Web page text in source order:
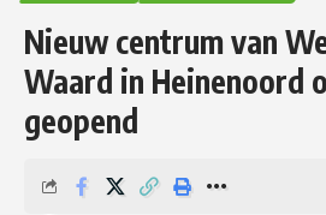
Nieuw centrum van
Waard in Heinenoord
geopend